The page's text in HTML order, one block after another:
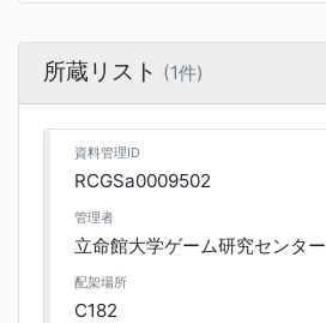
所蔵リスト (1件)
資料管理ID
RCGSa0009502
管理者
立命館大学ゲーム研究センター
配架場所
C182